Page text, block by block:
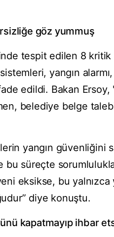
göz yummuş
tespit edilen 8 kritik
yangın
edildi. Bakan
belediye belge
yangın
bu süreçte
eksikse, bu
diye konuştu.
kapatmayıp ihbar